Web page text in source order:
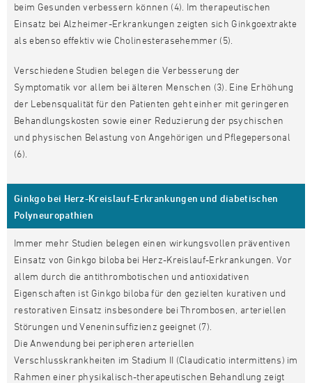
beim Gesunden verbessern können (4). Im therapeutischen
Einsatz bei Alzheimer-Erkrankungen zeigten sich Ginkgoextrakte
als ebenso effektiv wie Cholinesterasehemmer (5).
Verschiedene Studien belegen die Verbesserung der
Symptomatik vor allem bei älteren Menschen (3). Eine Erhöhung
der Lebensqualität für den Patienten geht einher mit geringeren
Behandlungskosten sowie einer Reduzierung der psychischen
und physischen Belastung von Angehörigen und Pflegepersonal
(6).
Ginkgo bei Herz-Kreislauf-Erkrankungen und diabetischen
Polyneuropathien
Immer mehr Studien belegen einen wirkungsvollen präventiven
Einsatz von Ginkgo biloba bei Herz-Kreislauf-Erkrankungen. Vor
allem durch die antithrombotischen und antioxidativen
Eigenschaften ist Ginkgo biloba für den gezielten kurativen und
restorativen Einsatz insbesondere bei Thrombosen, arteriellen
Störungen und Veneninsuffizienz geeignet (7).
Die Anwendung bei peripheren arteriellen
Verschlusskrankheiten im Stadium II (Claudicatio intermittens) im
Rahmen einer physikalisch-therapeutischen Behandlung zeigt